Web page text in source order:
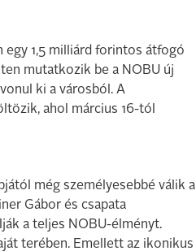
egy 1,5 milliárd forintos átfogó
mutatkozik be a NOBU új
ki a városból. A
ahol március 16-tól
még személyesebbé válik a
Gábor és csapata
a teljes NOBU-élményt.
terében. Emellett az ikonikus